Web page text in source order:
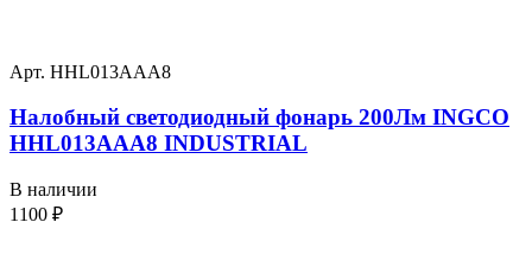
Арт. HHL013AAA8
Налобный светодиодный фонарь 200Лм INGCO
HHL013AAA8 INDUSTRIAL
В наличии
1100 ₽